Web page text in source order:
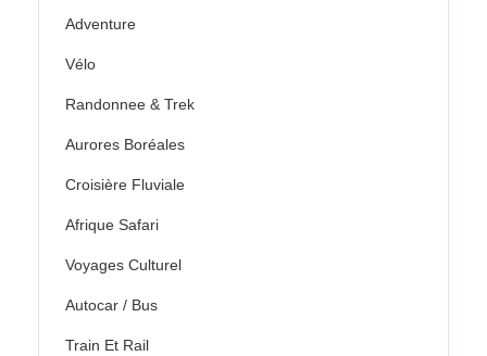
Adventure
Vélo
Randonnee & Trek
Aurores Boréales
Croisière Fluviale
Afrique Safari
Voyages Culturel
Autocar / Bus
Train Et Rail